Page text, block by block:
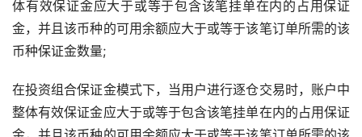
体有效保证金应大于或等于包含该笔挂单在内的占用保证
金，并且该币种的可用余额应大于或等于该笔订单所需的该
币种保证金数量;
在投资组合保证金模式下，当用户进行逐仓交易时，账户中
整体有效保证金应大于或等于包含该笔挂单在内的占用保证